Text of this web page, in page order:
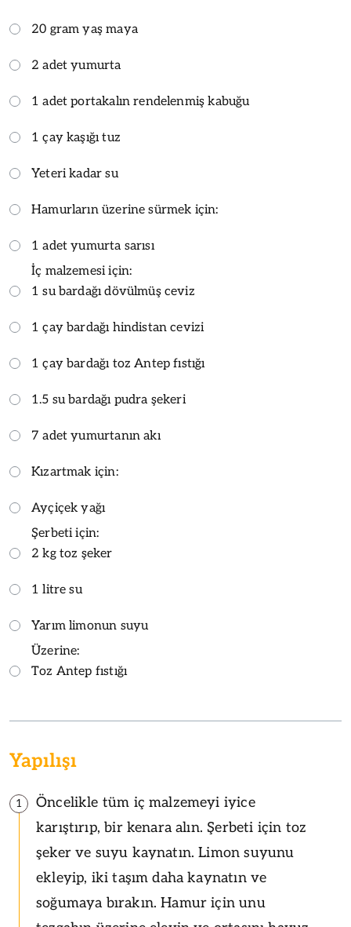
20 gram yaş maya
2 adet yumurta
1 adet portakalın rendelenmiş kabuğu
1 çay kaşığı tuz
Yeteri kadar su
Hamurların üzerine sürmek için:
1 adet yumurta sarısı
İç malzemesi için:
1 su bardağı dövülmüş ceviz
1 çay bardağı hindistan cevizi
1 çay bardağı toz Antep fıstığı
1.5 su bardağı pudra şekeri
7 adet yumurtanın akı
Kızartmak için:
Ayçiçek yağı
Şerbeti için:
2 kg toz şeker
1 litre su
Yarım limonun suyu
Üzerine:
Toz Antep fıstığı
Yapılışı
1
Öncelikle tüm iç malzemeyi iyice
karıştırıp, bir kenara alın. Şerbeti için toz
şeker ve suyu kaynatın. Limon suyunu
ekleyip, iki taşım daha kaynatın ve
soğumaya bırakın. Hamur için unu